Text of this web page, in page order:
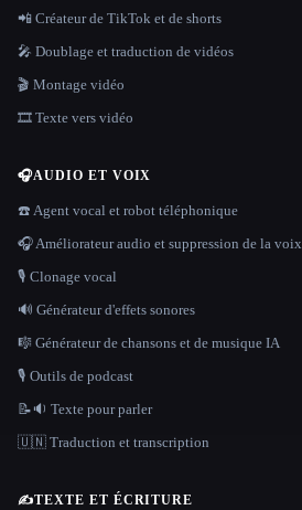
📲 Créateur de TikTok et de shorts
🎤 Doublage et traduction de vidéos
🎬 Montage vidéo
🎞️ Texte vers vidéo
🎧AUDIO ET VOIX
☎️ Agent vocal et robot téléphonique
🎧 Améliorateur audio et suppression de la voix
🎙️ Clonage vocal
🔊 Générateur d'effets sonores
🎼 Générateur de chansons et de musique IA
🎙️ Outils de podcast
📝🔉 Texte pour parler
🇺🇳 Traduction et transcription
✍️TEXTE ET ÉCRITURE